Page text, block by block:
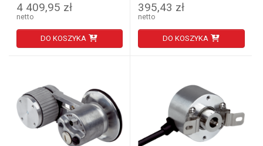
4 409,95 zł
netto
DO KOSZYKA
395,43 zł
netto
DO KOSZYKA